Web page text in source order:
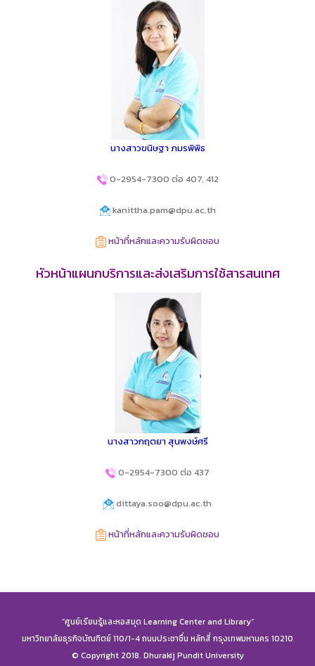
นางสาวขนิษฐา ภมรพิพิธ
0-2954-7300 ต่อ 407, 412
kanittha.pam@dpu.ac.th
หน้าที่หลักและความรับผิดชอบ
หัวหน้าแผนกบริการและส่งเสริมการใช้สารสนเทศ
นางสาวกฤตยา สุนพงษ์ศรี
0-2954-7300 ต่อ 437
dittaya.soo@dpu.ac.th
หน้าที่หลักและความรับผิดชอบ
“ศูนย์เรียนรู้และหอสมุด Learning Center and Library”
มหาวิทยาลัยธุรกิจบัณฑิตย์ 110/1-4 ถนนประชาชื่น หลักสี่ กรุงเทพมหานคร 10210
© Copyright 2018. Dhurakij Pundit University